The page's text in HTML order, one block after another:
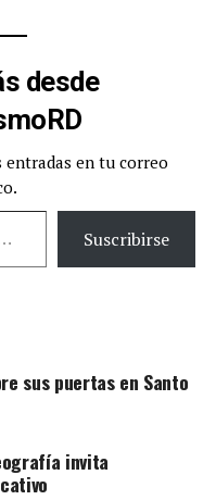
desde
entradas en tu correo
Suscribirse
sus puertas en Santo
invita